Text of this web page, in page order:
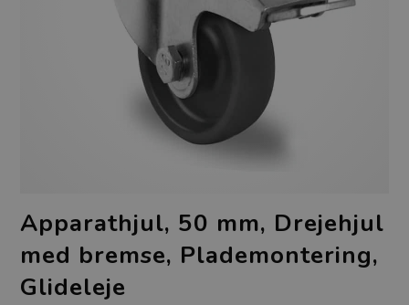
Apparathjul, 50 mm, Drejehjul
med bremse, Plademontering,
Glideleje